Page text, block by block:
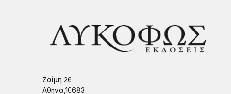
Ζαΐμη 26
Αθήνα,10683